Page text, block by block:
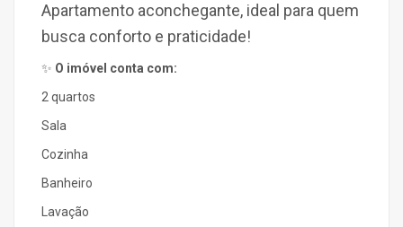
Apartamento aconchegante, ideal para quem
busca conforto e praticidade!
✨ O imóvel conta com:
2 quartos
Sala
Cozinha
Banheiro
Lavação